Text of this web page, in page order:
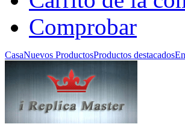
Comprobar
CasaNuevos ProductosProductos destacados